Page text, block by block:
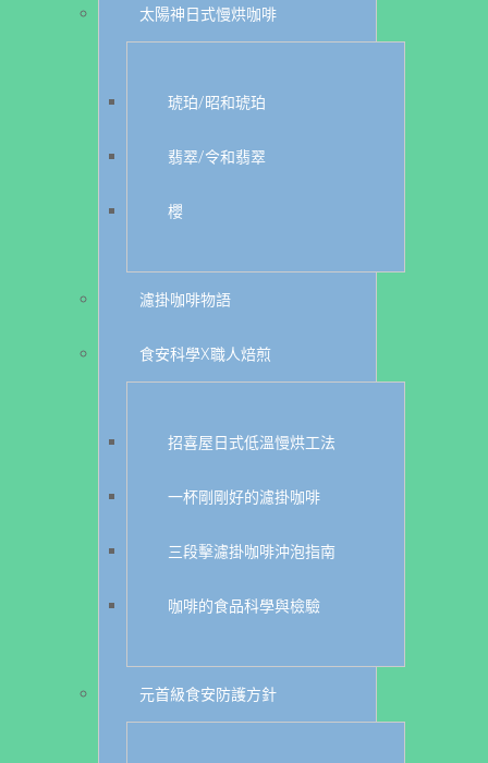
太陽神日式慢烘咖啡
琥珀/昭和琥珀
翡翠/令和翡翠
櫻
濾掛咖啡物語
食安科學X職人焙煎
招喜屋日式低溫慢烘工法
一杯剛剛好的濾掛咖啡
三段擊濾掛咖啡沖泡指南
咖啡的食品科學與檢驗
元首級食安防護方針